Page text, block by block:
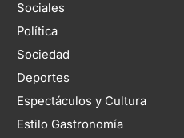
Sociales
Política
Sociedad
Deportes
Espectáculos y Cultura
Estilo Gastronomía